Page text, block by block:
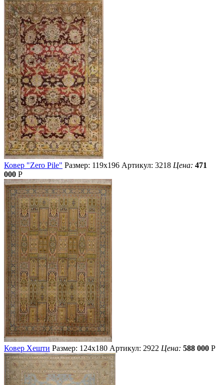
Ковер "Zero Pile" Размер: 119х196 Артикул: 3218 Цена: 471
000 Р
Ковер Хешти Размер: 124х180 Артикул: 2922 Цена: 588 000 Р